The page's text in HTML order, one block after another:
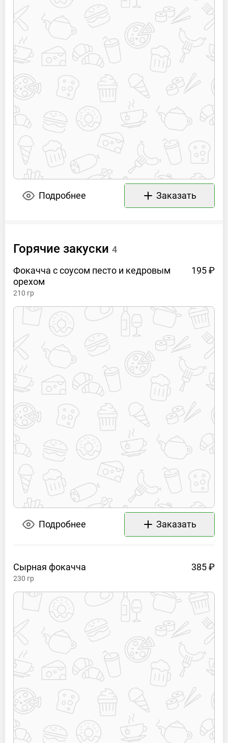
Подробнее Заказать
Горячие закуски 4
Фокачча с соусом песто и кедровым
орехом
195 ₽
210 гр
Подробнее Заказать
Сырная фокачча 385 ₽
230 гр